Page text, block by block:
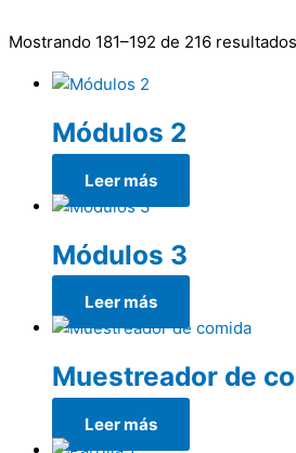
Mostrando 181–192 de 216 resultados
Módulos 2
Leer más
Módulos 3
Leer más
Muestreador de
Leer más